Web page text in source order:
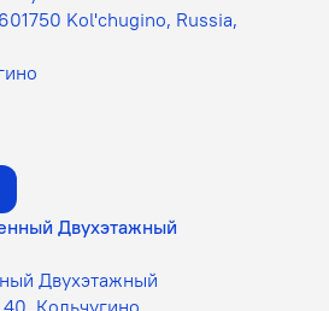
Kol'chugino, Russia,
Двухэтажный
Кольчугино